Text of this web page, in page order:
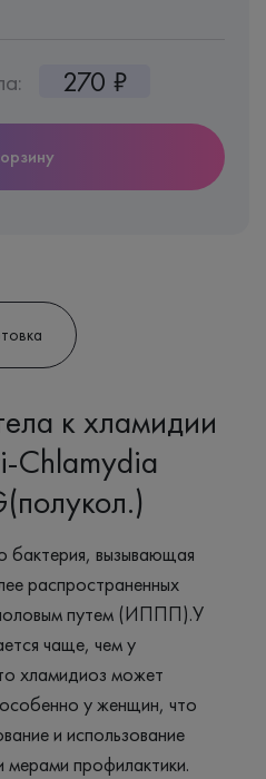
270 ₽
к хламидии
Chlamydia
бактерия, вызывающая
распространенных
путем (ИППП).У
чаще, чем у
хламидиоз может
у женщин, что
и использование
профилактики.